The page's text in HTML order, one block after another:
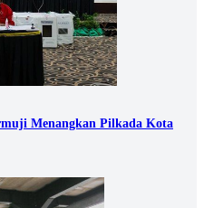
Menangkan Pilkada Kota